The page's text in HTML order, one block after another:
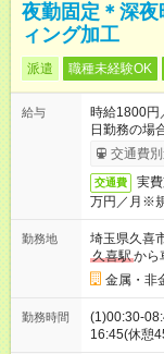
夜勤固定＊深
ィング加工
派遣 職種未経験OK
給与
時給1800円
日勤務の場
交通費
交通費
実
万円／月※
勤務地
埼玉県久喜
久喜駅から
金属・非
勤務時間
(1)00:30-
16:45(休憩